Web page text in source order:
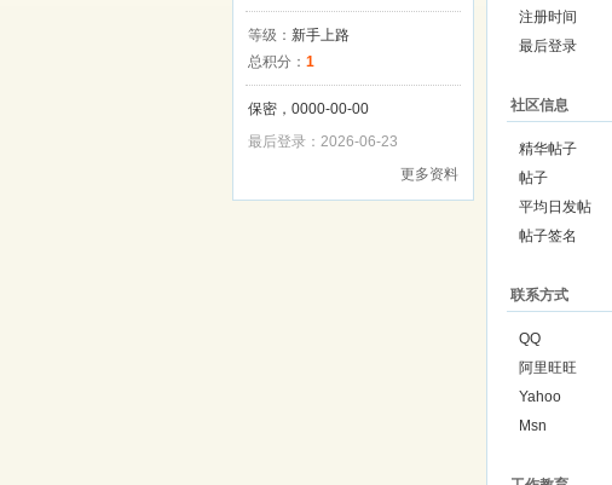
等级： 新手上路
总积分： 1
保密，0000-00-00
最后登录：2026-06-23
更多资料
注册时间
最后登录
社区信息
精华帖子
帖子
平均日发帖
帖子签名
联系方式
QQ
阿里旺旺
Yahoo
Msn